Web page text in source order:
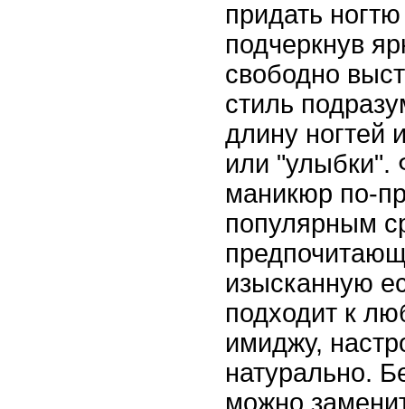
придать
подчеркнув
свободно
стиль
длину ногтей
или "улыбки".
маникюр по-
популярным
изысканную
подходит к
имиджу,
натурально.
можно